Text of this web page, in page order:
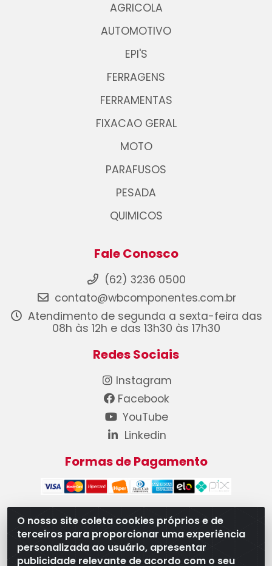
O nosso site coleta cookies próprios e de
terceiros para proporcionar uma experiência
personalizada ao usuário, apresentar
publicidade relevante de acordo com o seu
AGRICOLA
AUTOMOTIVO
EPI'S
FERRAGENS
FERRAMENTAS
FIXACAO GERAL
MOTO
PARAFUSOS
PESADA
QUIMICOS
Fale Conosco
(62) 3236 0500
contato@wbcomponentes.com.br
Atendimento de segunda a sexta-feira das
08h às 12h e das 13h30 às 17h30
Redes Sociais
Instagram
Facebook
YouTube
Linkedin
Formas de Pagamento
WB Componentes Automotivos LTDA - CNPJ
08.528.393/0001-12 - Rua do Níquel, 667 - Parque
Oeste Industrial, Goiânia/GO - CEP 74375-660